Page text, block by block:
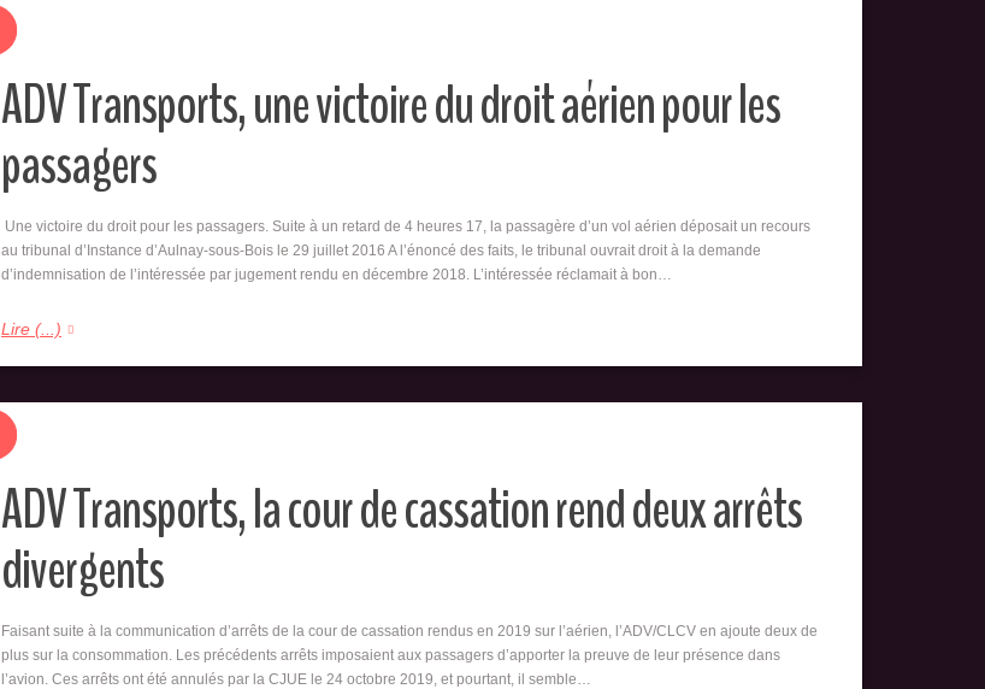
ADV Transports, une victoire du droit aérien pour les
passagers
Une victoire du droit pour les passagers. Suite à un retard de 4 heures 17, la passagère d’un vol aérien déposait un recours
au tribunal d’Instance d’Aulnay-sous-Bois le 29 juillet 2016 A l’énoncé des faits, le tribunal ouvrait droit à la demande
d’indemnisation de l’intéressée par jugement rendu en décembre 2018. L’intéressée réclamait à bon…
Lire (...)
ADV Transports, la cour de cassation rend deux arrêts
divergents
Faisant suite à la communication d’arrêts de la cour de cassation rendus en 2019 sur l’aérien, l’ADV/CLCV en ajoute deux de
plus sur la consommation. Les précédents arrêts imposaient aux passagers d’apporter la preuve de leur présence dans
l’avion. Ces arrêts ont été annulés par la CJUE le 24 octobre 2019, et pourtant, il semble…